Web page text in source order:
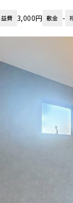
費 3,000円 敷金 -